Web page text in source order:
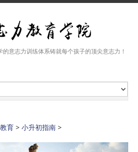
意志力训练体系铸就每个孩子的顶尖意志力！
育 > 小升初指南 >